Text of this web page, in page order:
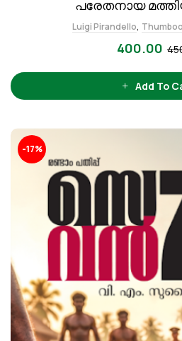
പരേതനായ
Luigi Pirandello,
400.00
Add To
-17%